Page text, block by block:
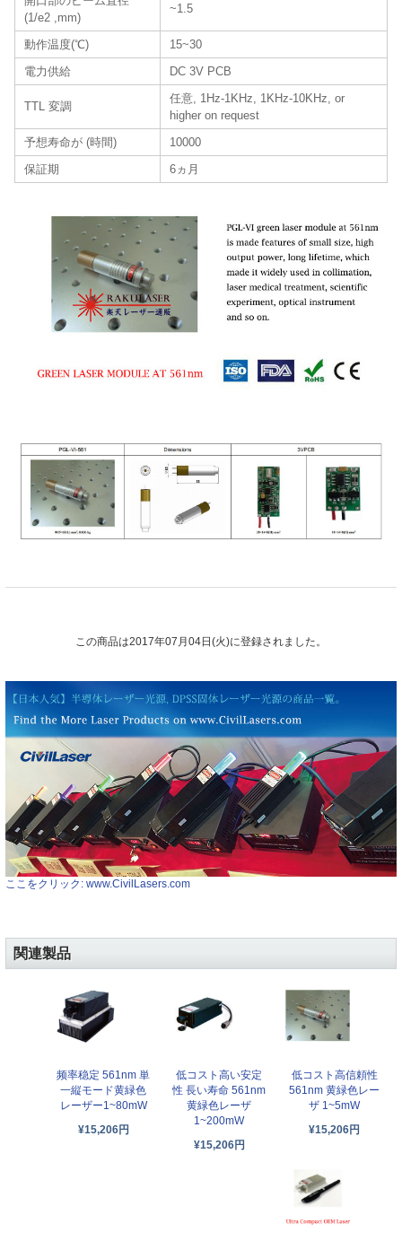
(1/e2 ,mm)
~1.5
動作温度(℃)
15~30
電力供給
DC 3V PCB
TTL 変調
任意, 1Hz-1KHz, 1KHz-10KHz, or
higher on request
予想寿命が (時間)
10000
保証期
6ヵ月
この商品は2017年07月04日(火)に登録されました。
ここをクリック: www.CivilLasers.com
関連製品
频率稳定 561nm 単
一縦モード黄緑色
レーザー1~80mW
¥15,206円
低コスト高い安定
性 長い寿命 561nm
黄緑色レーザ
1~200mW
¥15,206円
低コスト高信頼性
561nm 黄緑色レー
ザ 1~5mW
¥15,206円